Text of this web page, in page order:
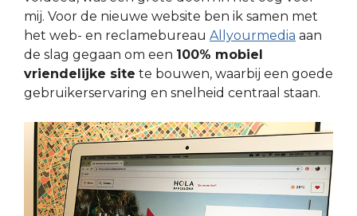
mij. Voor de nieuwe website ben ik samen met
het web- en reclamebureau Allyourmedia aan
de slag gegaan om een 100% mobiel
vriendelijke site te bouwen, waarbij een goede
gebruikerservaring en snelheid centraal staan.